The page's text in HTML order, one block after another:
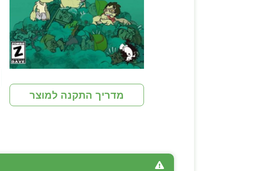
מדריך התקנה למוצר